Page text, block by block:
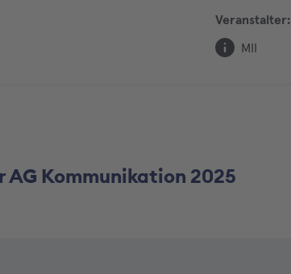
Veranstalter:
MII
AG Kommunikation 2025